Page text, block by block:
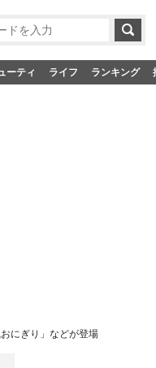
ーティ ライフ ランキング
にぎり」などが登場